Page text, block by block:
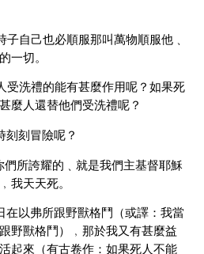
自己也必順服那叫萬物順服他﹑
一切。
受洗禮的能有甚麼作用呢？如果死
麼人還替他們受洗禮呢？
刻刻冒險呢？
們所誇耀的﹑就是我們主基督耶穌
我天天死。
在以弗所跟野獸格鬥（或譯：我當
野獸格鬥）﹐那於我又有甚麼益
起來（有古卷作：如果死人不能